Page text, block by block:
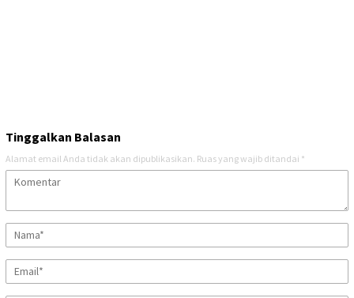
Tinggalkan Balasan
Alamat email Anda tidak akan dipublikasikan. Ruas yang wajib ditandai *